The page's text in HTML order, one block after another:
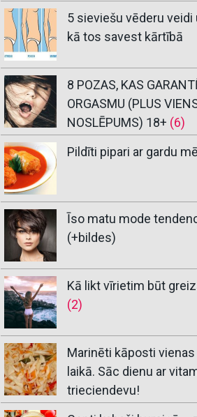
5 sieviešu vēderu veidi
kā tos savest kārtībā
8 POZAS, KAS
ORGASMU (PLUS
NOSLĒPUMS) 18+ (6)
Pildīti pipari ar gardu
Īso matu mode
(+bildes)
Kā likt vīrietim būt
(2)
Marinēti kāposti
laikā. Sāc dienu ar
trieciendevu!